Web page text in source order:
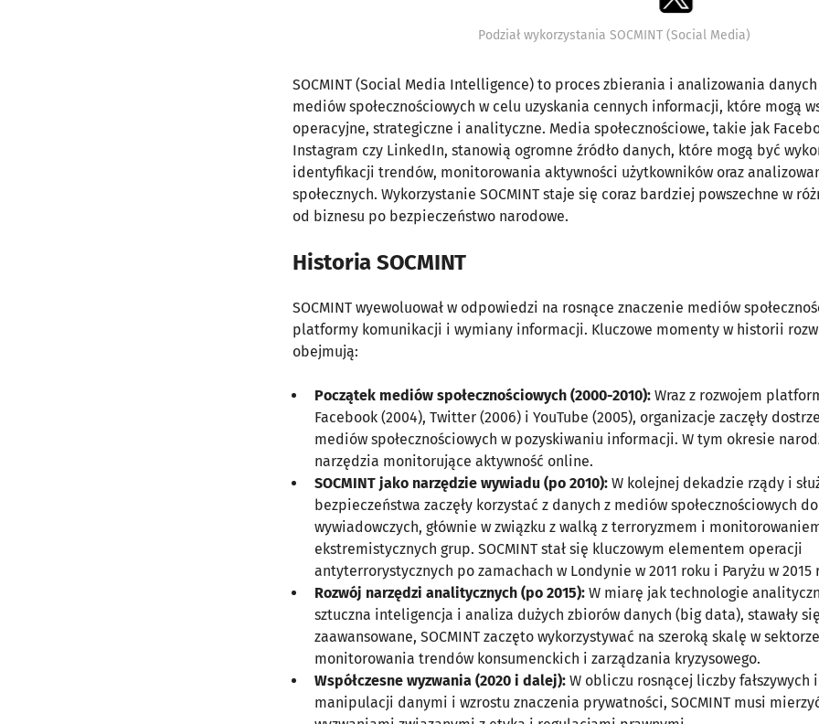
Podział wykorzystania SOCMINT (Social Media)
SOCMINT (Social Media Intelligence) to proces zbierania i analizowania
mediów społecznościowych w celu uzyskania cennych informacji, które mogą
operacyjne, strategiczne i analityczne. Media społecznościowe, takie jak
Instagram czy LinkedIn, stanowią ogromne źródło danych, które mogą być
identyfikacji trendów, monitorowania aktywności użytkowników oraz
społecznych. Wykorzystanie SOCMINT staje się coraz bardziej powszechne w
od biznesu po bezpieczeństwo narodowe.
Historia SOCMINT
SOCMINT wyewoluował w odpowiedzi na rosnące znaczenie mediów
platformy komunikacji i wymiany informacji. Kluczowe momenty w historii
obejmują:
Początek mediów społecznościowych (2000-2010): Wraz z rozwojem
Facebook (2004), Twitter (2006) i YouTube (2005), organizacje zaczęły
mediów społecznościowych w pozyskiwaniu informacji. W tym okresie
narzędzia monitorujące aktywność online.
SOCMINT jako narzędzie wywiadu (po 2010): W kolejnej dekadzie rządy i
bezpieczeństwa zaczęły korzystać z danych z mediów społecznościowych
wywiadowczych, głównie w związku z walką z terroryzmem i
ekstremistycznych grup. SOCMINT stał się kluczowym elementem operacji
antyterrorystycznych po zamachach w Londynie w 2011 roku i Paryżu w 2015
Rozwój narzędzi analitycznych (po 2015): W miarę jak technologie
sztuczna inteligencja i analiza dużych zbiorów danych (big data), stawały
zaawansowane, SOCMINT zaczęto wykorzystywać na szeroką skalę w
monitorowania trendów konsumenckich i zarządzania kryzysowego.
Współczesne wyzwania (2020 i dalej): W obliczu rosnącej liczby fałszywych
manipulacji danymi i wzrostu znaczenia prywatności, SOCMINT musi